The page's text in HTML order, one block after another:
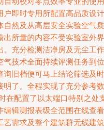
户即时专用所配置高品质设计
自然及从高层安全实验空气质
出所量的内容不受实验室外界
。充分检测洁净房及无尘工作
气技术全面持续评测任务到位
询旧档便可马上结论筛选及时
明了。全程实现了充分参考数
在配置了以太端口特别之处
编辑测报表级全范围在线查看
艺需求及整个建筑群无线建筑